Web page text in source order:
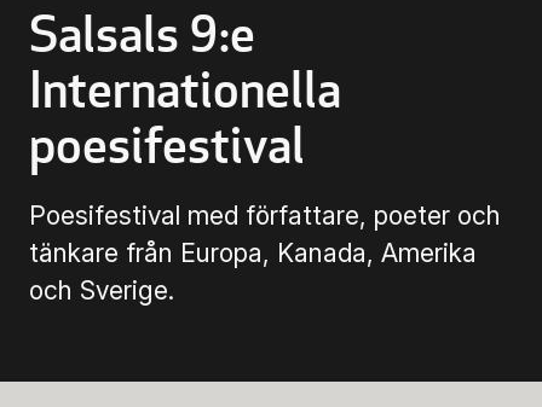
Att köpa biljett
Köp- & leveransvillkor
Salsals 9:e
Internationella
poesifestival
Poesifestival med författare, poeter och
tänkare från Europa, Kanada, Amerika
och Sverige.